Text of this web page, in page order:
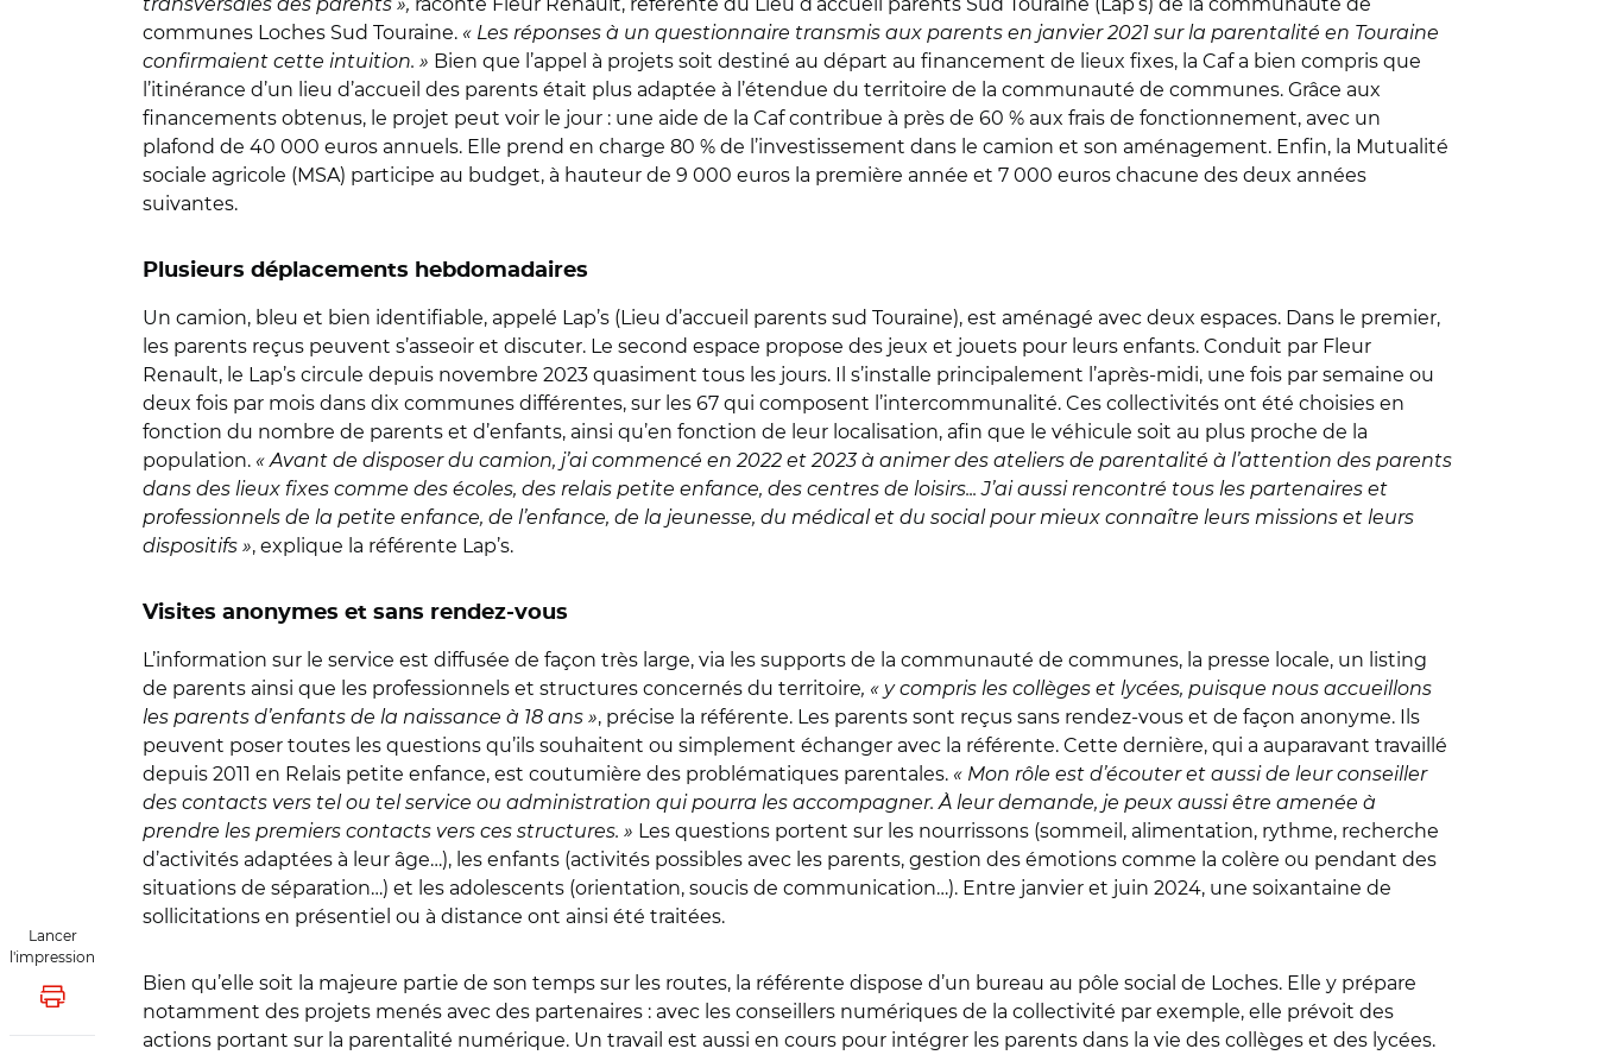
Lancer
l'impression
Lancer l'impression
communes Loches Sud Touraine. « Les réponses à un questionnaire transmis aux parents en janvier 2021 sur la parentalité en Touraine
confirmaient cette intuition. » Bien que l’appel à projets soit destiné au départ au financement de lieux fixes, la Caf a bien compris que
l’itinérance d’un lieu d’accueil des parents était plus adaptée à l’étendue du territoire de la communauté de communes. Grâce aux
financements obtenus, le projet peut voir le jour : une aide de la Caf contribue à près de 60 % aux frais de fonctionnement, avec un
plafond de 40 000 euros annuels. Elle prend en charge 80 % de l’investissement dans le camion et son aménagement. Enfin, la Mutualité
sociale agricole (MSA) participe au budget, à hauteur de 9 000 euros la première année et 7 000 euros chacune des deux années
suivantes.
Plusieurs déplacements hebdomadaires
Un camion, bleu et bien identifiable, appelé Lap’s (Lieu d’accueil parents sud Touraine), est aménagé avec deux espaces. Dans le premier,
les parents reçus peuvent s’asseoir et discuter. Le second espace propose des jeux et jouets pour leurs enfants. Conduit par Fleur
Renault, le Lap’s circule depuis novembre 2023 quasiment tous les jours. Il s’installe principalement l’après-midi, une fois par semaine ou
deux fois par mois dans dix communes différentes, sur les 67 qui composent l’intercommunalité. Ces collectivités ont été choisies en
fonction du nombre de parents et d’enfants, ainsi qu’en fonction de leur localisation, afin que le véhicule soit au plus proche de la
population. « Avant de disposer du camion, j’ai commencé en 2022 et 2023 à animer des ateliers de parentalité à l’attention des parents
dans des lieux fixes comme des écoles, des relais petite enfance, des centres de loisirs... J’ai aussi rencontré tous les partenaires et
professionnels de la petite enfance, de l’enfance, de la jeunesse, du médical et du social pour mieux connaître leurs missions et leurs
dispositifs », explique la référente Lap’s.
Visites anonymes et sans rendez-vous
L’information sur le service est diffusée de façon très large, via les supports de la communauté de communes, la presse locale, un listing
de parents ainsi que les professionnels et structures concernés du territoire, « y compris les collèges et lycées, puisque nous accueillons
les parents d’enfants de la naissance à 18 ans », précise la référente. Les parents sont reçus sans rendez-vous et de façon anonyme. Ils
peuvent poser toutes les questions qu’ils souhaitent ou simplement échanger avec la référente. Cette dernière, qui a auparavant travaillé
depuis 2011 en Relais petite enfance, est coutumière des problématiques parentales. « Mon rôle est d’écouter et aussi de leur conseiller
des contacts vers tel ou tel service ou administration qui pourra les accompagner. À leur demande, je peux aussi être amenée à
prendre les premiers contacts vers ces structures. » Les questions portent sur les nourrissons (sommeil, alimentation, rythme, recherche
d’activités adaptées à leur âge…), les enfants (activités possibles avec les parents, gestion des émotions comme la colère ou pendant des
situations de séparation…) et les adolescents (orientation, soucis de communication…). Entre janvier et juin 2024, une soixantaine de
sollicitations en présentiel ou à distance ont ainsi été traitées.
Bien qu’elle soit la majeure partie de son temps sur les routes, la référente dispose d’un bureau au pôle social de Loches. Elle y prépare
notamment des projets menés avec des partenaires : avec les conseillers numériques de la collectivité par exemple, elle prévoit des
actions portant sur la parentalité numérique. Un travail est aussi en cours pour intégrer les parents dans la vie des collèges et des lycées.